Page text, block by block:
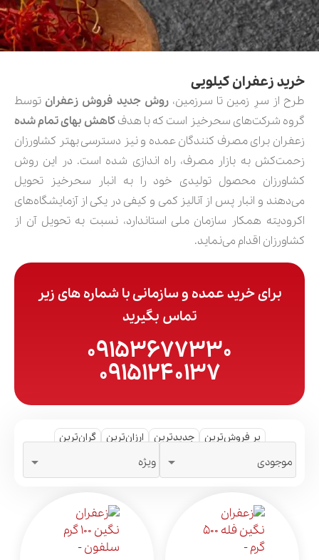
خرید زعفران کیلویی
طرح از سرِ زمین تا سرزمین،روش جدید فروش زعفران توسط
گروه شرکت‌های سحرخیز است که با هدفکاهش بهای تمام شده
زعفران برای مصرف کنندگان عمده و نیز دسترسی بهتر کشاورزان
زحمت‌کش به بازار مصرف، راه اندازی شده است. در این روش
کشاورزان محصول تولیدی خود را به انبار سحرخیز تحویل
می‌دهند و انبار پس از آنالیز کمی و کیفی در یکی از آزمایشگاه‌های
اکرودیته همکار سازمان ملی استاندارد، نسبت به تحویل آن از
کشاورزان اقدام می‌نماید.
برای خرید عمده و سازمانی با شماره های زیر
تماس بگیرید
09153677330
09151240137
پر فروش‌ترین جدیدترین ارزان‌ترین گران‌ترین
موجودی  ویژه 